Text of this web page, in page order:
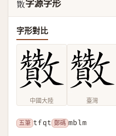
𣀹 字源字形
字形對比
中國大陸 臺灣
五筆 tfqt 鄭碼 mblm